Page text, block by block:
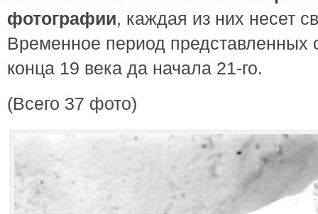
фотографии, каждая из них несет
Временное период представленных
конца 19 века да начала 21-го.
(Всего 37 фото)